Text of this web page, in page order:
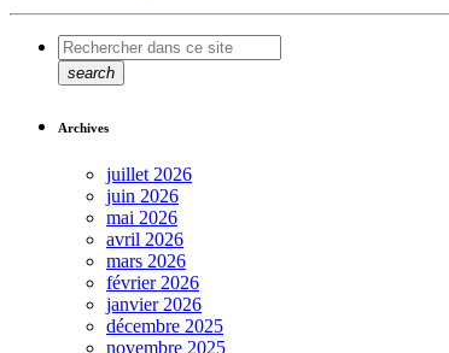
search
Archives
juillet 2026
juin 2026
mai 2026
avril 2026
mars 2026
février 2026
janvier 2026
décembre 2025
novembre 2025